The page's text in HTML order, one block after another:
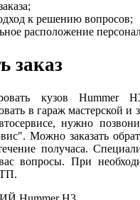
к решению вопросов;
расположение
заказ
кузов Hummer
в гараж мастерской и
нужно
Можно заказать
получаса.
вопросы. При